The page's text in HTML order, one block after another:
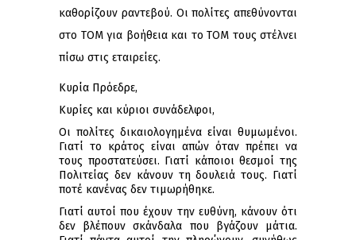
καθορίζουν ραντεβού. Οι πολίτες απεθύνονται
στο ΤΟΜ για βοήθεια και το ΤΟΜ τους στέλνει
πίσω στις εταιρείες.
Κυρία Πρόεδρε,
Κυρίες και κύριοι συνάδελφοι,
Οι πολίτες δικαιολογημένα είναι θυμωμένοι.
Γιατί το κράτος είναι απών όταν πρέπει να
τους προστατεύσει. Γιατί κάποιοι θεσμοί της
Πολιτείας δεν κάνουν τη δουλειά τους. Γιατί
ποτέ κανένας δεν τιμωρήθηκε.
Γιατί αυτοί που έχουν την ευθύνη, κάνουν ότι
δεν βλέπουν σκάνδαλα που βγάζουν μάτια.